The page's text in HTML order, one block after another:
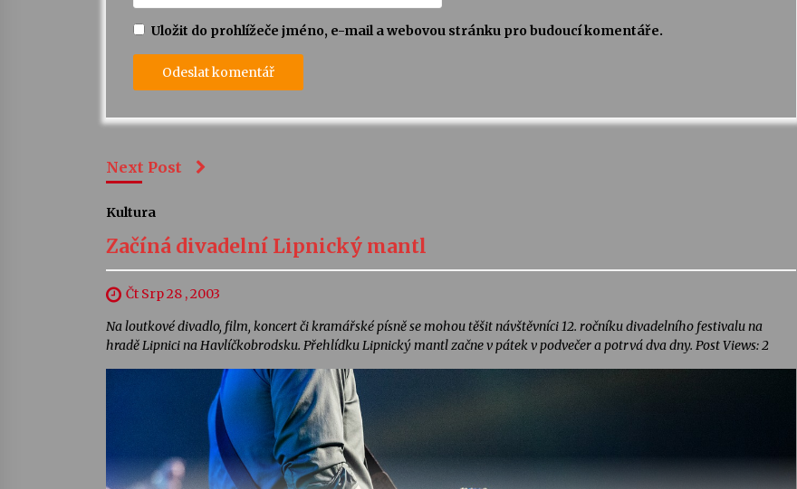
Uložit do prohlížeče jméno, e-mail a webovou stránku pro budoucí komentáře.
Next Post
Kultura
Začíná divadelní Lipnický mantl
Čt Srp 28 , 2003
Na loutkové divadlo, film, koncert či kramářské písně se mohou těšit návštěvníci 12. ročníku divadelního festivalu na
hradě Lipnici na Havlíčkobrodsku. Přehlídku Lipnický mantl začne v pátek v podvečer a potrvá dva dny. Post Views: 2